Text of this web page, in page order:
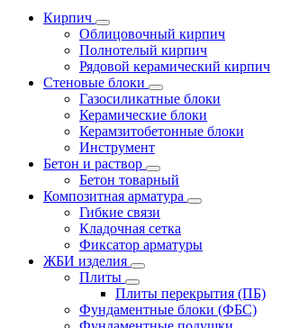
Кирпич
Облицовочный кирпич
Полнотелый кирпич
Рядовой керамический кирпич
Стеновые блоки
Газосиликатные блоки
Керамические блоки
Керамзитобетонные блоки
Инструмент
Бетон и раствор
Бетон товарный
Композитная арматура
Гибкие связи
Кладочная сетка
Фиксатор арматуры
ЖБИ изделия
Плиты
Плиты перекрытия (ПБ)
Фундаментные блоки (ФБС)